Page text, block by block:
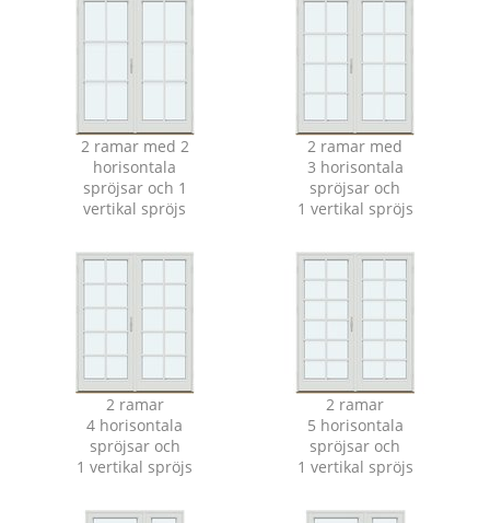
2 ramar med 2
horisontala
spröjsar och 1
vertikal spröjs
2 ramar med
3 horisontala
spröjsar och
1 vertikal spröjs
2 ramar
4 horisontala
spröjsar och
1 vertikal spröjs
2 ramar
5 horisontala
spröjsar och
1 vertikal spröjs